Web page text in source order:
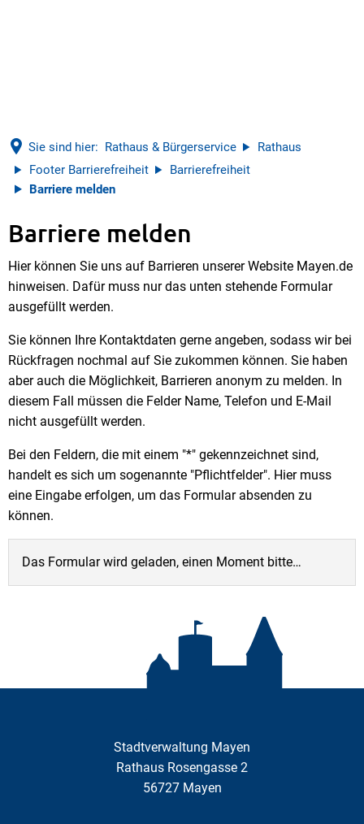
Sie sind hier: Rathaus & Bürgerservice
Rathaus
Footer Barrierefreiheit
Barrierefreiheit
Barriere melden
Barriere
melden
Barriere melden
Hier können Sie uns auf Barrieren unserer Website Mayen.de
hinweisen. Dafür muss nur das unten stehende Formular
ausgefüllt werden.
Sie können Ihre Kontaktdaten gerne angeben, sodass wir bei
Rückfragen nochmal auf Sie zukommen können. Sie haben
aber auch die Möglichkeit, Barrieren anonym zu melden. In
diesem Fall müssen die Felder Name, Telefon und E-Mail
nicht ausgefüllt werden.
Bei den Feldern, die mit einem "*" gekennzeichnet sind,
handelt es sich um sogenannte "Pflichtfelder". Hier muss
eine Eingabe erfolgen, um das Formular absenden zu
können.
Das Formular wird geladen, einen Moment bitte…
Stadtverwaltung Mayen
Rathaus Rosengasse 2
56727 Mayen